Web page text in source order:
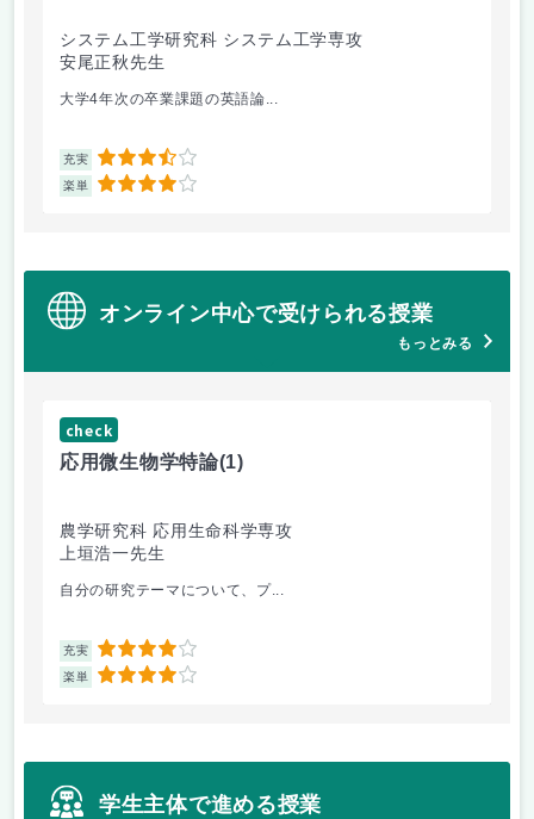
システム工学研究科 システム工学専攻
安尾正秋先生
大学4年次の卒業課題の英語論...
充実 3.5
楽単 4
オンライン中心で受けられる授業
もっとみる
check
応用微生物学特論(1)
農学研究科 応用生命科学専攻
上垣浩一先生
自分の研究テーマについて、プ...
充実 4
楽単 4
学生主体で進める授業